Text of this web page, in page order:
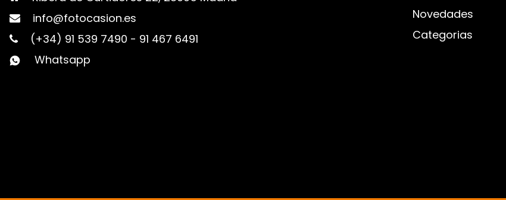
info@fotocasion.es
(+34) 91 539 7490 - 91 467 6491
Whatsapp
Novedades
Categorias